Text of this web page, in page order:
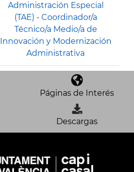
Administración Especial
(TAE) - Coordinador/a
Técnico/a Medio/a de
Innovación y Modernización
Administrativa
Páginas de Interés
Descargas